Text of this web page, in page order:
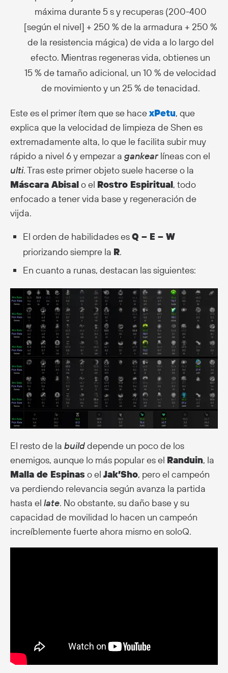
máxima durante 5 s y recuperas (200-400
[según el nivel] + 250 % de la armadura + 250 %
de la resistencia mágica) de vida a lo largo del
efecto. Mientras regeneras vida, obtienes un
15 % de tamaño adicional, un 10 % de velocidad
de movimiento y un 25 % de tenacidad.
Este es el primer ítem que se hacexPetu, que
explica que la velocidad de limpieza de Shen es
extremadamente alta, lo que le facilita subir muy
rápido a nivel 6 y empezar a gankear líneas con el
ulti. Tras este primer objeto suele hacerse o la
Máscara Abisalo el Rostro Espiritual, todo
enfocado a tener vida base y regeneración de
vijda.
El orden de habilidades esQ – E – W
priorizando siempre la R.
En cuanto a runas, destacan las siguientes:
El resto de la builddepende un poco de los
enemigos, aunque lo más popular es el Randuin, la
Malla de Espinas o el Jak’Sho, pero el campeón
va perdiendo relevancia según avanza la partida
hasta el late. No obstante, su daño base y su
capacidad de movilidad lo hacen un campeón
increíblemente fuerte ahora mismo en soloQ.